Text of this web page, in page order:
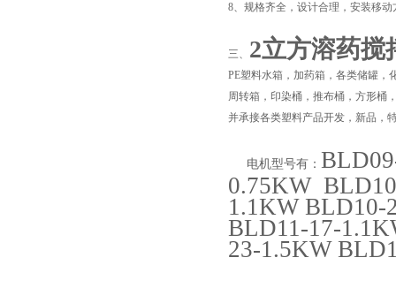
8、规格齐全，设计合理，安装移
三、 2立方溶药搅
PE塑料水箱，加药箱，各类储罐，
周转箱，印染桶，推布桶，方形桶
并承接各类塑料产品开发，新品，
电机型号有：
0.75KW
1.1KW BLD10-
BLD11-17-
23-1.5KW